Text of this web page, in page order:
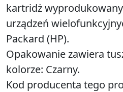
kartridż
urządzeń
Packard (HP).
Opakowanie zawiera
kolorze: Czarny.
Kod producenta tego